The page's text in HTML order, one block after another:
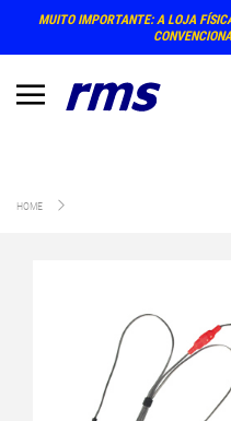
A LOJA FÍSICA EM MASSAMÁ
CONVENCIONAL DE ATENDIMENTO
HOME